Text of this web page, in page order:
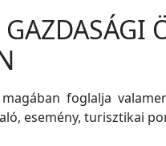
foglalja
esemény, turisztikai